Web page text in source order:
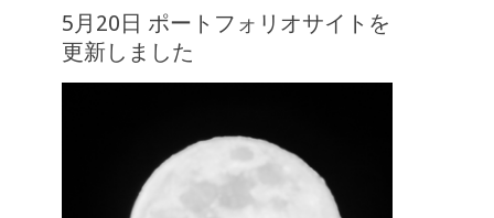
5月20日 ポートフォリオサイトを
更新しました